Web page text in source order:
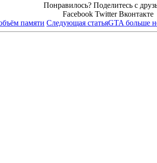
Понравилось? Поделитесь с
Facebook Twitter Вконтакте
памяти Следующая статьяGTA больше